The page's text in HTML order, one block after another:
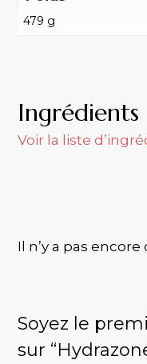
479 g
Ingrédients
Voir la liste
Il n’y a pas encore
Soyez le
sur